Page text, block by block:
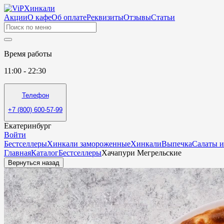
АкцииО кафеОб оплатеРеквизитыОтзывыСтатьи
Время работы
11:00 - 22:30
Телефон
+7 (800) 600-57-99
Екатеринбург
Войти
БестселлерыХинкали замороженныеХинкалиВыпечкаСалаты
ГлавнаяКаталогБестселлерыХачапури Мегрельские
Вернуться назад